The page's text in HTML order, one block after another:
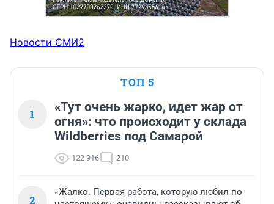
Новости СМИ2
ТОП 5
1
«Тут очень жарко, идет жар от
огня»: что происходит у склада
Wildberries под Самарой
122 916 210
2
«Жалко. Первая работа, которую любил по-